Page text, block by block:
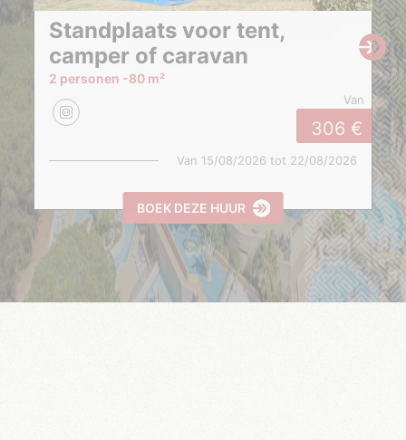
BOEK DEZE HUUR
Standplaats voor tent,
camper of caravan
2 personen 80 m²
van
306
Van 15/08/2026 tot 22/08/2026